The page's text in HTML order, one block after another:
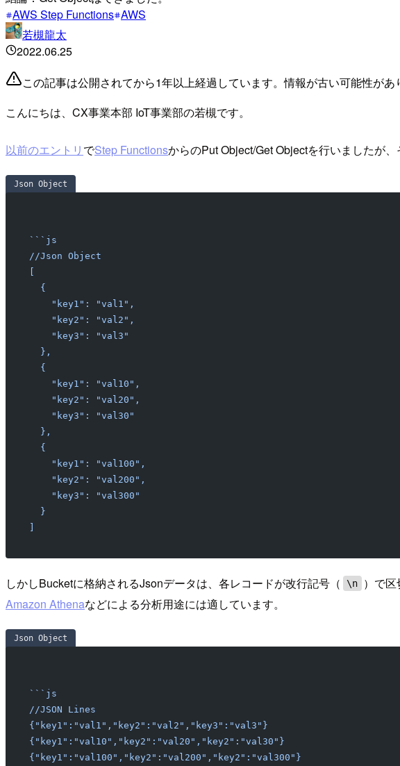
AWS Step Functions AWS
若槻龍太
2022.06.25
この記事は公開されてから1年以上経過しています。情報が古い可能性があ
こんにちは、CX事業本部 IoT事業部の若槻です。
以前のエントリ でStep FunctionsからのPut Object/Get Objectを行いましたが
Json Object
```js
//Json Object
[
  {
    "key1": "val1",
    "key2": "val2",
    "key3": "val3"
  },
  {
    "key1": "val10",
    "key2": "val20",
    "key3": "val30"
  },
  {
    "key1": "val100",
    "key2": "val200",
    "key3": "val300"
  }
]
しかしBucketに格納されるJsonデータは、各レコードが改行記号（ \n ）で
Amazon Athenaなどによる分析用途には適しています。
Json Object
```js
//JSON Lines
{"key1":"val1","key2":"val2","key3":"val3"}
{"key1":"val10","key2":"val20","key2":"val30"}
{"key1":"val100","key2":"val200","key2":"val300"}